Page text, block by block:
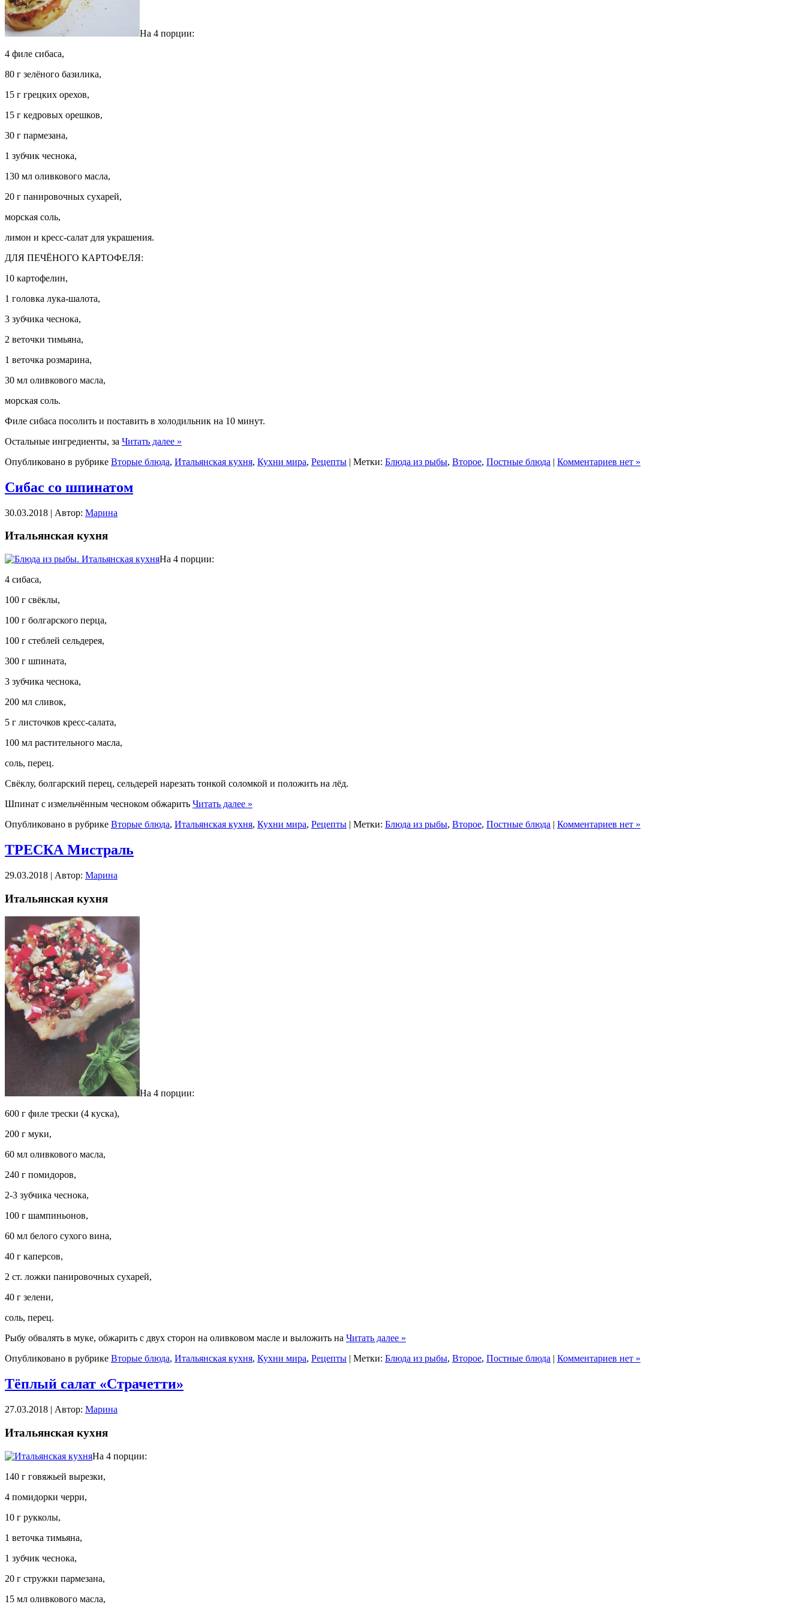
На 4 порции:
4 филе сибаса,
80 г зелёного базилика,
15 г грецких орехов,
15 г кедровых орешков,
30 г пармезана,
1 зубчик чеснока,
130 мл оливкового масла,
20 г панировочных сухарей,
морская соль,
лимон и кресс-салат для украшения.
ДЛЯ ПЕЧЁНОГО КАРТОФЕЛЯ:
10 картофелин,
1 головка лука-шалота,
3 зубчика чеснока,
2 веточки тимьяна,
1 веточка розмарина,
30 мл оливкового масла,
морская соль.
Филе сибаса посолить и поставить в холодильник на 10 минут.
Остальные ингредиенты, за Читать далее »
Опубликовано в рубрике Вторые блюда, Итальянская кухня, Кухни мира, Рецепты | Метки: Блюда из рыбы, Второе, Постные блюда | Комментариев нет »
Сибас со шпинатом
30.03.2018 | Автор: Марина
Итальянская кухня
На 4 порции:
4 сибаса,
100 г свёклы,
100 г болгарского перца,
100 г стеблей сельдерея,
300 г шпината,
3 зубчика чеснока,
200 мл сливок,
5 г листочков кресс-салата,
100 мл растительного масла,
соль, перец.
Свёклу, болгарский перец, сельдерей нарезать тонкой соломкой и положить на лёд.
Шпинат с измельчённым чесноком обжарить Читать далее »
Опубликовано в рубрике Вторые блюда, Итальянская кухня, Кухни мира, Рецепты | Метки: Блюда из рыбы, Второе, Постные блюда | Комментариев нет »
ТРЕСКА Мистраль
29.03.2018 | Автор: Марина
Итальянская кухня
На 4 порции:
600 г филе трески (4 куска),
200 г муки,
60 мл оливкового масла,
240 г помидоров,
2-3 зубчика чеснока,
100 г шампиньонов,
60 мл белого сухого вина,
40 г каперсов,
2 ст. ложки панировочных сухарей,
40 г зелени,
соль, перец.
Рыбу обвалять в муке, обжарить с двух сторон на оливковом масле и выложить на Читать далее »
Опубликовано в рубрике Вторые блюда, Итальянская кухня, Кухни мира, Рецепты | Метки: Блюда из рыбы, Второе, Постные блюда | Комментариев нет »
Тёплый салат «Страчетти»
27.03.2018 | Автор: Марина
Итальянская кухня
На 4 порции:
140 г говяжьей вырезки,
4 помидорки черри,
10 г рукколы,
1 веточка тимьяна,
1 зубчик чеснока,
20 г стружки пармезана,
15 мл оливкового масла,